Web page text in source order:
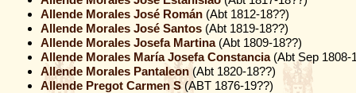
Allende Morales José Román (Abt 1812-18??)
Allende Morales José Santos (Abt 1819-18??)
Allende Morales Josefa Martina(Abt 1809-18??)
Allende Morales María Josefa Constancia(Abt Sep 1808-
Allende Morales Pantaleon (Abt 1820-18??)
Allende Pregot Carmen S(ABT 1876-19??)